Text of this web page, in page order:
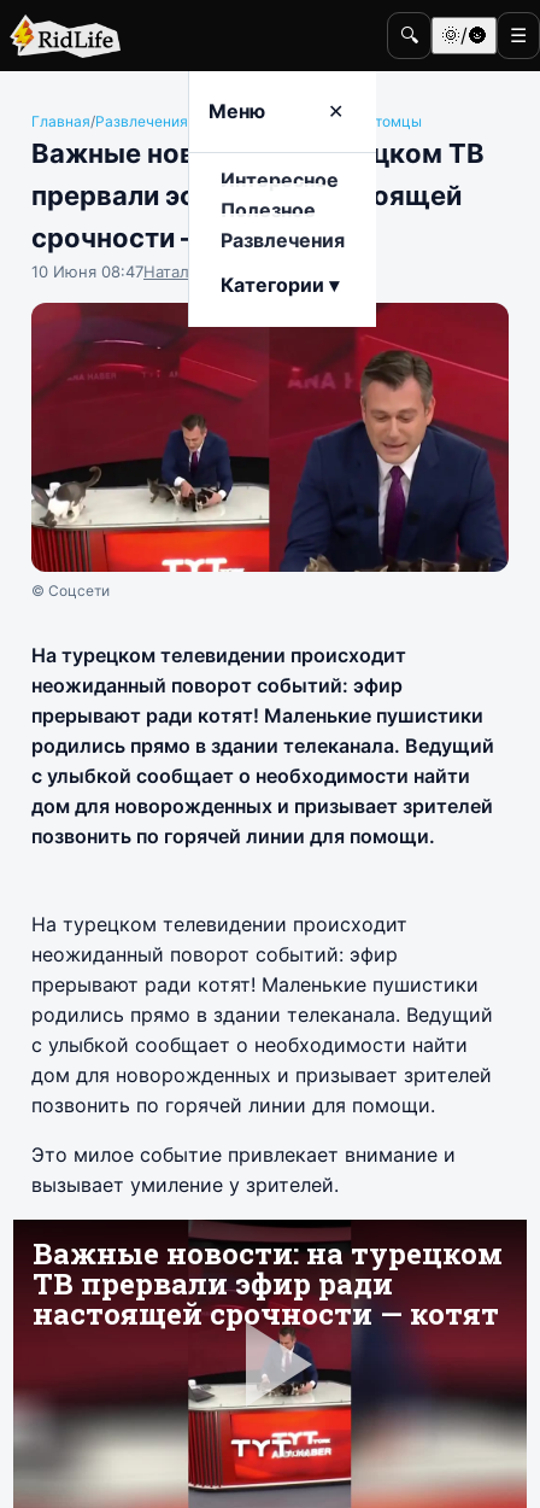
🔍 🌞/🌚 ☰
Меню ✕
Интересное
Полезное
Развлечения
Категории ▾
Главная/Развлечения Животные и домашние питомцы
Важные новости: на турецком ТВ
прервали эфир ради настоящей
срочности — котят
10 Июня 08:47Наталья Герасимова
© Соцсети
На турецком телевидении происходит
неожиданный поворот событий: эфир
прерывают ради котят! Маленькие пушистики
родились прямо в здании телеканала. Ведущий
с улыбкой сообщает о необходимости найти
дом для новорожденных и призывает зрителей
позвонить по горячей линии для помощи.
На турецком телевидении происходит
неожиданный поворот событий: эфир
прерывают ради котят! Маленькие пушистики
родились прямо в здании телеканала. Ведущий
с улыбкой сообщает о необходимости найти
дом для новорожденных и призывает зрителей
позвонить по горячей линии для помощи.
Это милое событие привлекает внимание и
вызывает умиление у зрителей.